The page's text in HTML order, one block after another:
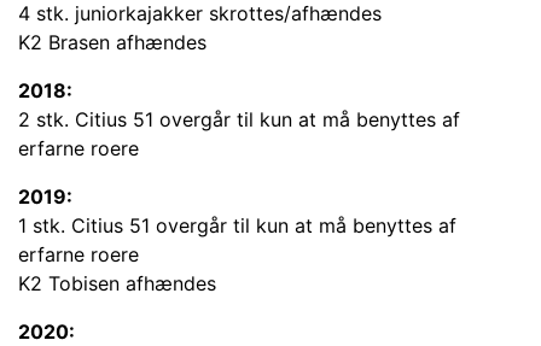
4 stk. juniorkajakker skrottes/afhændes
K2 Brasen afhændes
2018:
2 stk. Citius 51 overgår til kun at må benyttes af
erfarne roere
2019:
1 stk. Citius 51 overgår til kun at må benyttes af
erfarne roere
K2 Tobisen afhændes
2020: